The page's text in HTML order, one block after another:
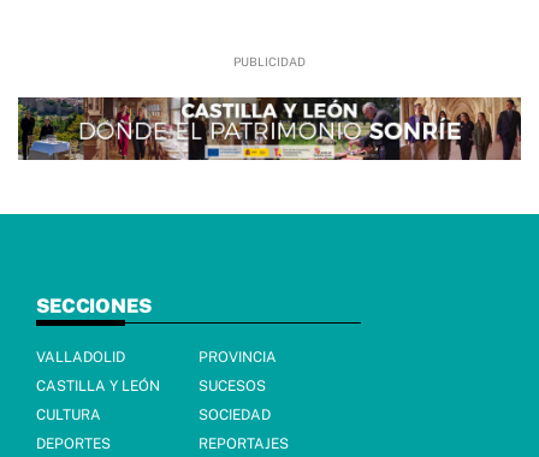
SECCIONES
VALLADOLID
PROVINCIA
CASTILLA Y LEÓN
SUCESOS
CULTURA
SOCIEDAD
DEPORTES
REPORTAJES